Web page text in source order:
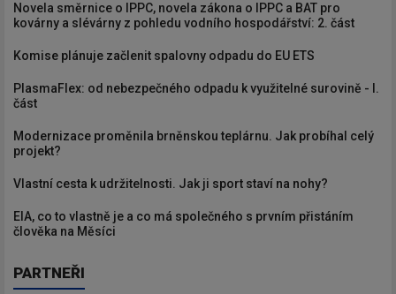
Novela směrnice o IPPC, novela zákona o IPPC a BAT pro
kovárny a slévárny z pohledu vodního hospodářství: 2. část
Komise plánuje začlenit spalovny odpadu do EU ETS
PlasmaFlex: od nebezpečného odpadu k využitelné surovině - I.
část
Modernizace proměnila brněnskou teplárnu. Jak probíhal celý
projekt?
Vlastní cesta k udržitelnosti. Jak ji sport staví na nohy?
EIA, co to vlastně je a co má společného s prvním přistáním
člověka na Měsíci
PARTNEŘI